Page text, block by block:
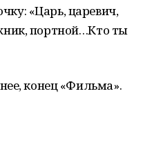
«Царь, царевич,
портной…Кто ты
конец «Фильма».